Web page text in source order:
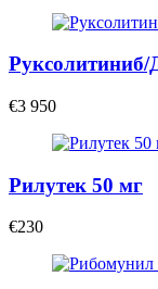
€3 950
Рилутек 50 мг
€230